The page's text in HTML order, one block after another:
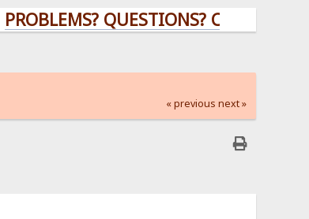
PROBLEMS? QUESTIONS? CLICK HERE!
« previous next »